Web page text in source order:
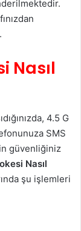
Nasıl
4.5 G
SMS
güvenliğiniz
Nasıl
şu işlemleri